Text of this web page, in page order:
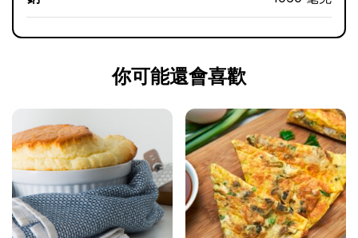
你可能還會喜歡